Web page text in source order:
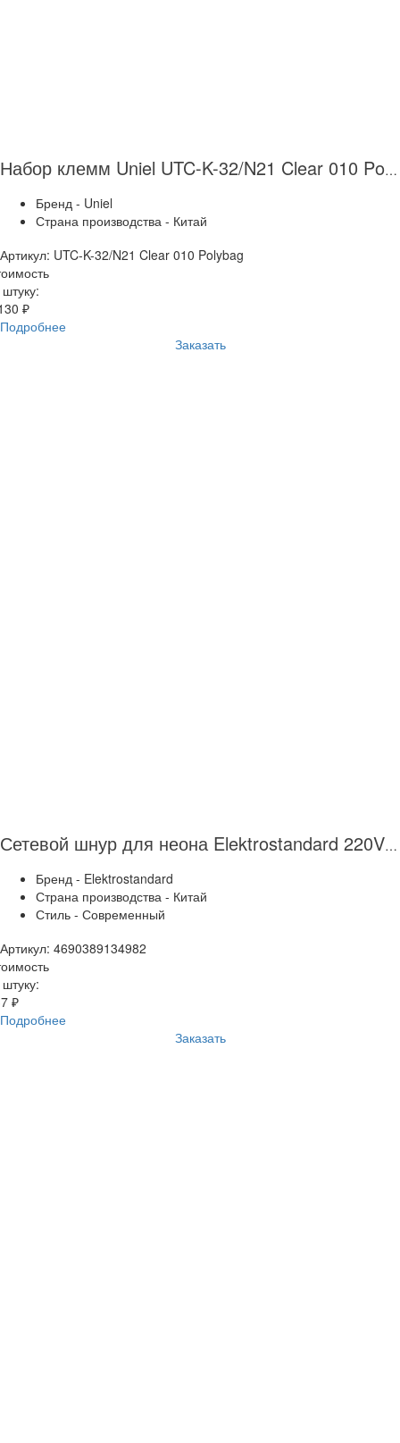
Набор клемм Uniel UTC-K-32/N21 Clear 010 Polybag UL-00004461
Бренд - Uniel
Страна производства - Китай
Артикул: UTC-K-32/N21 Clear 010 Polybag
₽
Подробнее
Заказать
Сетевой шнур для неона Elektrostandard 220V 2835 круглого 16мм SSH-6 4690389134982
Бренд - Elektrostandard
Страна производства - Китай
Стиль - Современный
Артикул: 4690389134982
₽
Подробнее
Заказать